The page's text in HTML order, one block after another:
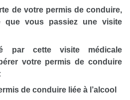
de votre permis de conduire,
que vous passiez une visite
par cette visite médicale
votre permis de conduire
de conduire liée à l’alcool